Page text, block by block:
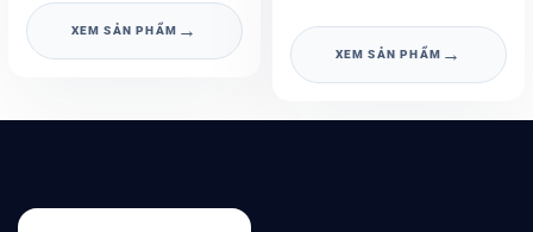
XEM SẢN PHẨM →
XEM SẢN PHẨM →